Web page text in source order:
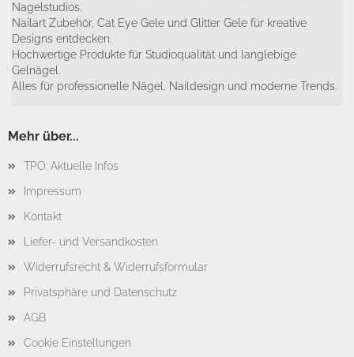
Nagelstudios.
Nailart Zubehör, Cat Eye Gele und Glitter Gele für kreative
Designs entdecken.
Hochwertige Produkte für Studioqualität und langlebige
Gelnägel.
Alles für professionelle Nägel, Naildesign und moderne Trends.
Mehr über...
TPO: Aktuelle Infos
Impressum
Kontakt
Liefer- und Versandkosten
Widerrufsrecht & Widerrufsformular
Privatsphäre und Datenschutz
AGB
Cookie Einstellungen